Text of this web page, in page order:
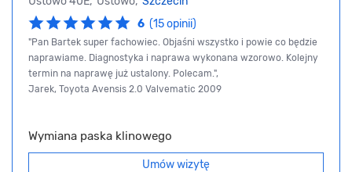
6 (15 opinii)
"Pan Bartek super fachowiec. Objaśni wszystko i powie co będzie
naprawiame. Diagnostyka i naprawa wykonana wzorowo. Kolejny
termin na naprawę już ustalony. Polecam.",
Jarek, Toyota Avensis 2.0 Valvematic 2009
Wymiana paska klinowego
Umów wizytę